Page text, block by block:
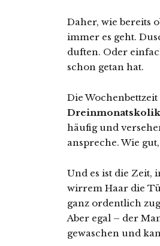
Daher, wie bereits
immer es geht.
duften. Oder
schon getan hat.
Die
häufig und
anspreche. Wie
Und es ist die Zeit,
wirrem Haar die
ganz ordentlich
Aber egal – der
gewaschen und